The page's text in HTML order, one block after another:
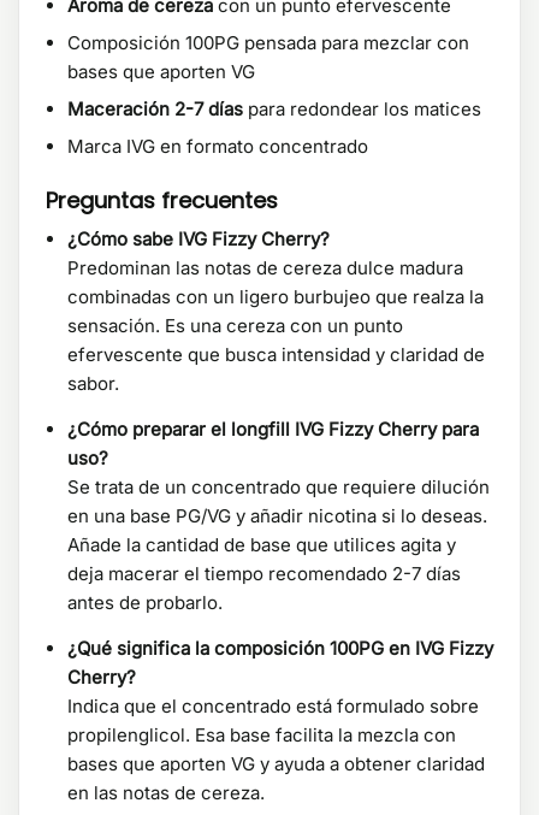
Aroma de cereza con un punto efervescente
Composición 100PG pensada para mezclar con
bases que aporten VG
Maceración 2-7 días para redondear los matices
Marca IVG en formato concentrado
Preguntas frecuentes
¿Cómo sabe IVG Fizzy Cherry?
Predominan las notas de cereza dulce madura
combinadas con un ligero burbujeo que realza la
sensación. Es una cereza con un punto
efervescente que busca intensidad y claridad de
sabor.
¿Cómo preparar el longfill IVG Fizzy Cherry para
uso?
Se trata de un concentrado que requiere dilución
en una base PG/VG y añadir nicotina si lo deseas.
Añade la cantidad de base que utilices agita y
deja macerar el tiempo recomendado 2-7 días
antes de probarlo.
¿Qué significa la composición 100PG en IVG Fizzy
Cherry?
Indica que el concentrado está formulado sobre
propilenglicol. Esa base facilita la mezcla con
bases que aporten VG y ayuda a obtener claridad
en las notas de cereza.